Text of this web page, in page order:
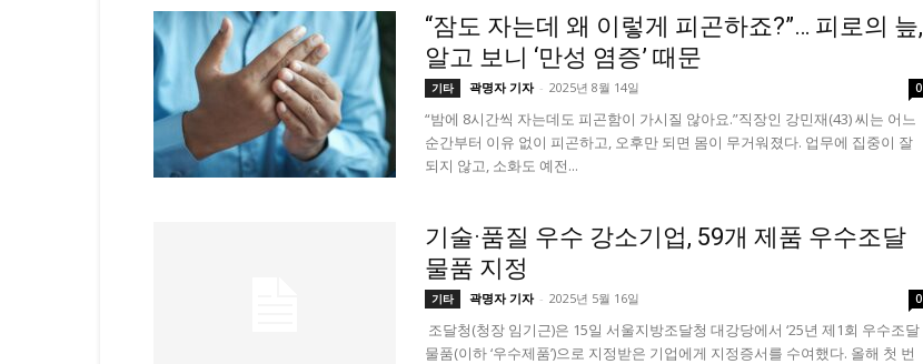
“잠도 자는데 왜 이렇게 피곤하죠?”… 피로의 늪,
알고 보니 ‘만성 염증’ 때문
기타 곽명자 기자 - 2025년 8월 14일 0
“밤에 8시간씩 자는데도 피곤함이 가시질 않아요.”직장인 강민재(43) 씨는 어느
순간부터 이유 없이 피곤하고, 오후만 되면 몸이 무거워졌다. 업무에 집중이 잘
되지 않고, 소화도 예전...
기술·품질 우수 강소기업, 59개 제품 우수조달
물품 지정
기타 곽명자 기자 - 2025년 5월 16일 0
조달청(청장 임기근)은 15일 서울지방조달청 대강당에서 ‘25년 제1회 우수조달
물품(이하 ‘우수제품’)으로 지정받은 기업에게 지정증서를 수여했다. 올해 첫 번